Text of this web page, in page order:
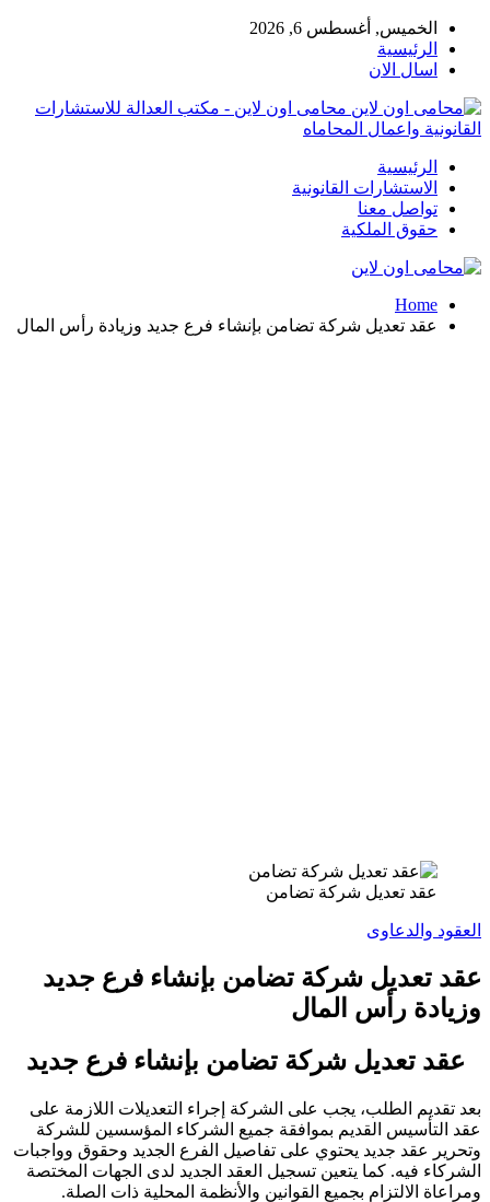
الخميس, أغسطس 6, 2026
الرئيسية
اسال الان
محامى اون لاين - مكتب العدالة للاستشارات
القانونية واعمال المحاماه
الرئيسية
الاستشارات القانونية
تواصل معنا
حقوق الملكية
Home
عقد تعديل شركة تضامن بإنشاء فرع جديد وزيادة رأس المال
عقد تعديل شركة تضامن
العقود والدعاوى
عقد تعديل شركة تضامن بإنشاء فرع جديد
وزيادة رأس المال
عقد تعديل شركة تضامن بإنشاء فرع جديد
بعد تقديم الطلب، يجب على الشركة إجراء التعديلات اللازمة على
عقد التأسيس القديم بموافقة جميع الشركاء المؤسسين للشركة
وتحرير عقد جديد يحتوي على تفاصيل الفرع الجديد وحقوق وواجبات
الشركاء فيه. كما يتعين تسجيل العقد الجديد لدى الجهات المختصة
ومراعاة الالتزام بجميع القوانين والأنظمة المحلية ذات الصلة.